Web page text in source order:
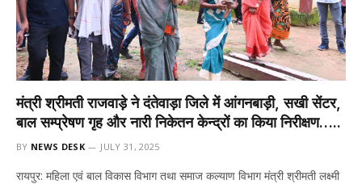
मंत्री श्रीमती राजवाड़े ने दंतेवाड़ा जिले में आंगनबाड़ी, सखी सेंटर,
बाल सम्प्रेषण गृह और नारी निकेतन केन्द्रों का किया निरीक्षण…..
BY NEWS DESK JULY 31, 2025
रायपुर: महिला एवं बाल विकास विभाग तथा समाज कल्याण विभाग मंत्री श्रीमती लक्ष्मी